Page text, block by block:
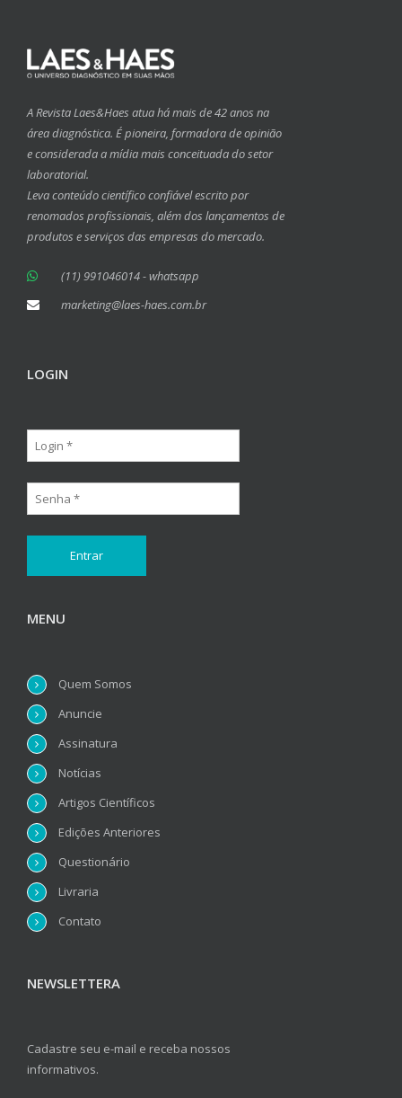
A Revista Laes&Haes atua há mais de 42 anos na
área diagnóstica. É pioneira, formadora de opinião
e considerada a mídia mais conceituada do setor
laboratorial.
Leva conteúdo científico confiável escrito por
renomados profissionais, além dos lançamentos de
produtos e serviços das empresas do mercado.
(11) 991046014 - whatsapp
marketing@laes-haes.com.br
LOGIN
MENU
Quem Somos
Anuncie
Assinatura
Notícias
Artigos Científicos
Edições Anteriores
Questionário
Livraria
Contato
NEWSLETTERA
Cadastre seu e-mail e receba nossos
informativos.